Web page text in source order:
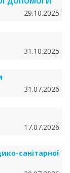
29.10.2025
31.10.2025
31.07.2026
17.07.2026
санітарної